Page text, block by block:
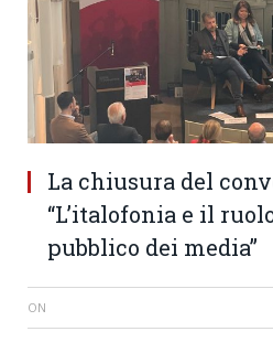
La chiusura del
“L’italofonia e il
pubblico dei media”
ON